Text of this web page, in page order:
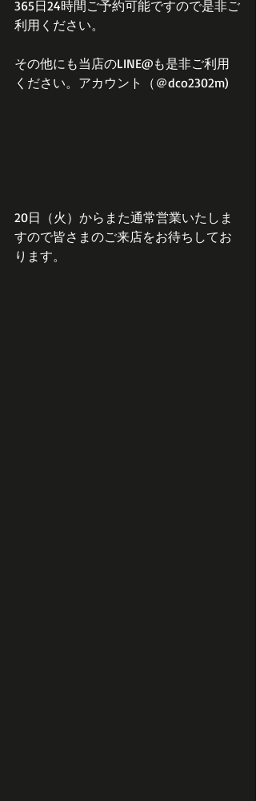
365日24時間ご予約可能ですので是非ご
利用ください。
その他にも当店のLINE@も是非ご利用
ください。アカウント（＠dco2302m)
20日（火）からまた通常営業いたしま
すので皆さまのご来店をお待ちしてお
ります。